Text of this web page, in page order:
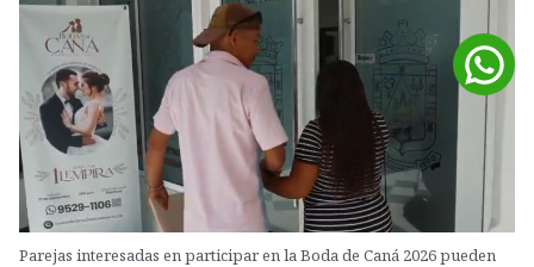
Parejas interesadas en participar en la Boda de Caná 2026 pueden